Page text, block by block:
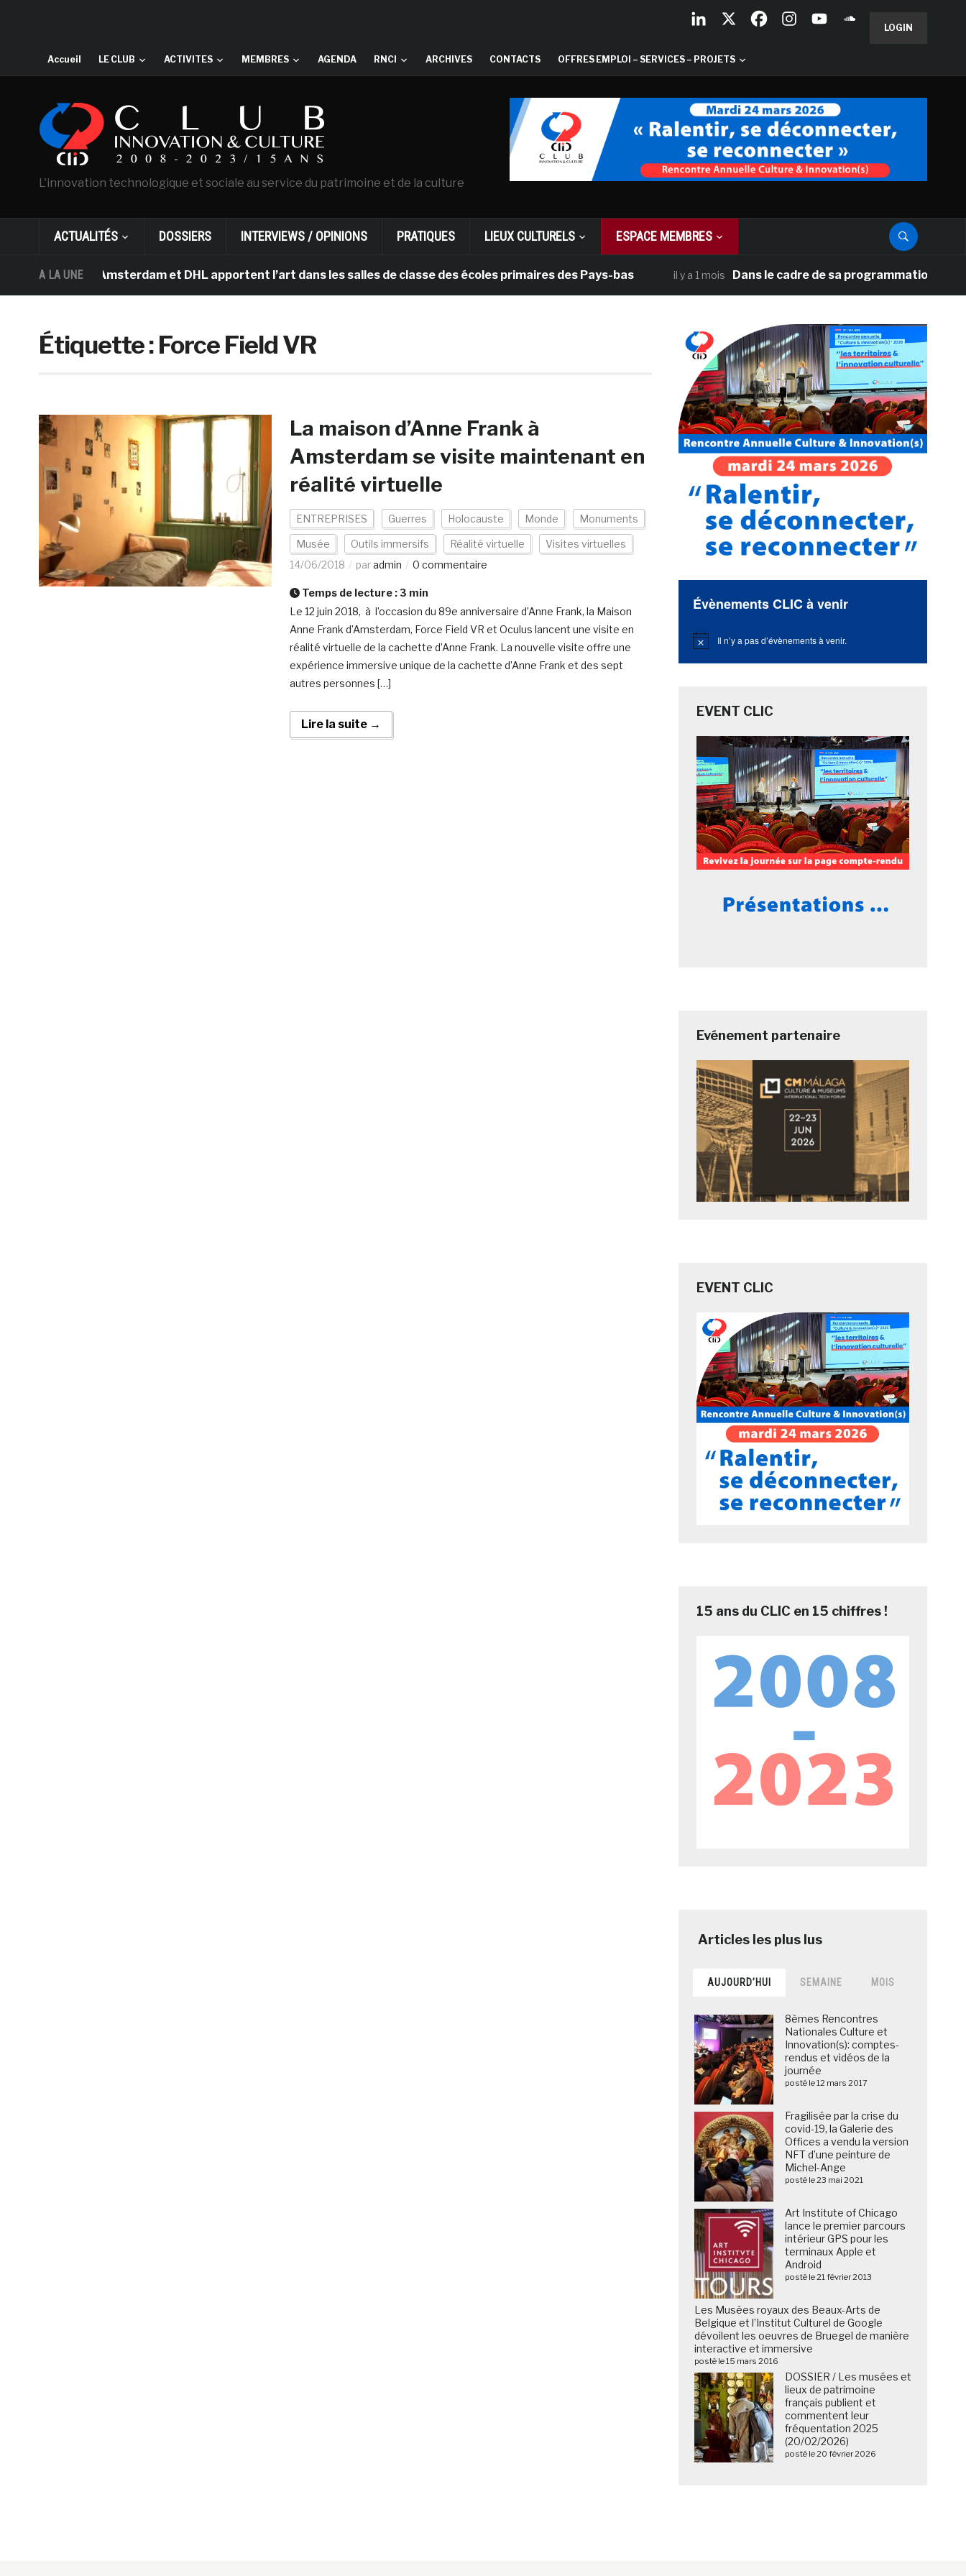
LOGIN
Accueil LE CLUB ACTIVITES MEMBRES AGENDA RNCI ARCHIVES CONTACTS OFFRES EMPLOI – SERVICES – PROJETS
L'innovation technologique et sociale au service du patrimoine et de la culture
ACTUALITÉS DOSSIERS INTERVIEWS / OPINIONS PRATIQUES LIEUX CULTURELS ESPACE MEMBRES
A LA UNE
Gogh d’Amsterdam et DHL apportent l’art dans les salles de classe des écoles primaires des Pays-bas il y a 1 mois Dans le cadre de sa programmation
Étiquette :Force Field VR
La maison d’Anne Frank à
Amsterdam se visite maintenant en
réalité virtuelle
ENTREPRISES Guerres Holocauste Monde Monuments
Musée Outils immersifs Réalité virtuelle
Visites virtuelles
14/06/2018
paradmin 0 commentaire
Temps de lecture : 3 min
Le 12 juin 2018, à l’occasion du 89e anniversaire d’Anne Frank, la Maison
Anne Frank d’Amsterdam, Force Field VR et Oculus lancent une visite en
réalité virtuelle de la cachette d’Anne Frank. La nouvelle visite offre une
expérience immersive unique de la cachette d’Anne Frank et des sept
autres personnes […]
Lire la suite →
Évènements CLIC à venir
Notice Il n’y a pas d’évènements à venir.
EVENT CLIC
Evénement partenaire
EVENT CLIC
15 ans du CLIC en 15 chiffres !
AUJOURD’HUI SEMAINE MOIS
8èmes Rencontres
Nationales Culture et
Innovation(s): comptes-
rendus et vidéos de la
journée
posté le 12 mars 2017
Fragilisée par la crise du
covid-19, la Galerie des
Offices a vendu la version
NFT d’une peinture de
Michel-Ange
posté le 23 mai 2021
Art Institute of Chicago
lance le premier parcours
intérieur GPS pour les
terminaux Apple et
Android
posté le 21 février 2013
Les Musées royaux des Beaux-Arts de
Belgique et l’Institut Culturel de Google
dévoilent les oeuvres de Bruegel de manière
interactive et immersive
posté le 15 mars 2016
DOSSIER / Les musées et
lieux de patrimoine
français publient et
commentent leur
fréquentation 2025
(20/02/2026)
posté le 20 février 2026